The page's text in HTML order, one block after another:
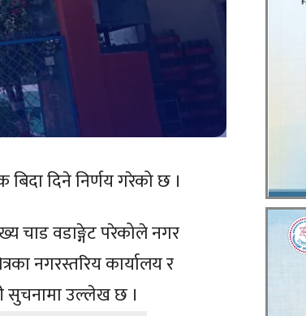
दिने निर्णय गरेको छ ।
चाड वडाङ्गेट परेकोले नगर
नगरस्तरिय कार्यालय र
सुचनामा उल्लेख छ ।